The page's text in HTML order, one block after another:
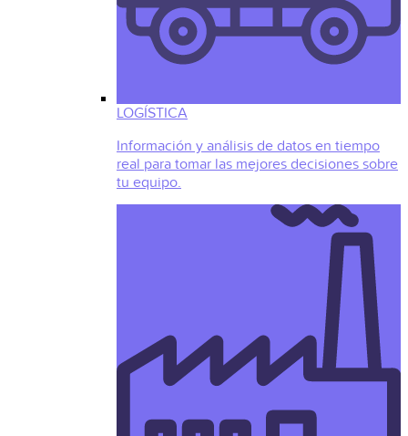
LOGÍSTICA
Información y análisis de datos en tiempo
real para tomar las mejores decisiones sobre
tu equipo.